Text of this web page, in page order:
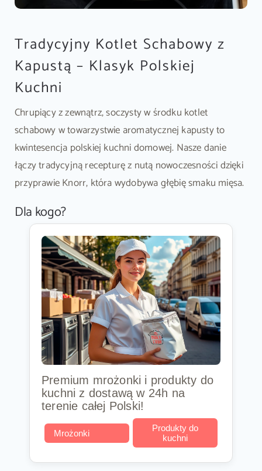
Tradycyjny Kotlet Schabowy z
Kapustą – Klasyk Polskiej
Kuchni
Chrupiący z zewnątrz, soczysty w środku kotlet
schabowy w towarzystwie aromatycznej kapusty to
kwintesencja polskiej kuchni domowej. Nasze danie
łączy tradycyjną recepturę z nutą nowoczesności dzięki
przyprawie Knorr, która wydobywa głębię smaku mięsa.
Dla kogo?
Premium mrożonki i produkty do
kuchni z dostawą w 24h na
terenie całej Polski!
Mrożonki
Produkty do
kuchni